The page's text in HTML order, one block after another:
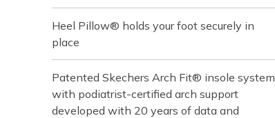
Heel Pillow® holds your foot securely in
place
Patented Skechers Arch Fit® insole system
with podiatrist-certified arch support
developed with 20 years of data and